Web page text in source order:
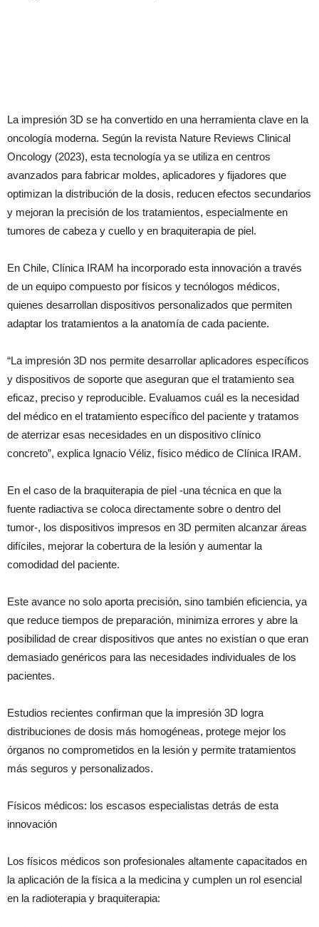
La impresión 3D se ha convertido en una herramienta clave en la
oncología moderna. Según la revista Nature Reviews Clinical
Oncology (2023), esta tecnología ya se utiliza en centros
avanzados para fabricar moldes, aplicadores y fijadores que
optimizan la distribución de la dosis, reducen efectos secundarios
y mejoran la precisión de los tratamientos, especialmente en
tumores de cabeza y cuello y en braquiterapia de piel.
En Chile, Clínica IRAM ha incorporado esta innovación a través
de un equipo compuesto por físicos y tecnólogos médicos,
quienes desarrollan dispositivos personalizados que permiten
adaptar los tratamientos a la anatomía de cada paciente.
“La impresión 3D nos permite desarrollar aplicadores específicos
y dispositivos de soporte que aseguran que el tratamiento sea
eficaz, preciso y reproducible. Evaluamos cuál es la necesidad
del médico en el tratamiento específico del paciente y tratamos
de aterrizar esas necesidades en un dispositivo clínico
concreto”, explica Ignacio Véliz, físico médico de Clínica IRAM.
En el caso de la braquiterapia de piel -una técnica en que la
fuente radiactiva se coloca directamente sobre o dentro del
tumor-, los dispositivos impresos en 3D permiten alcanzar áreas
difíciles, mejorar la cobertura de la lesión y aumentar la
comodidad del paciente.
Este avance no solo aporta precisión, sino también eficiencia, ya
que reduce tiempos de preparación, minimiza errores y abre la
posibilidad de crear dispositivos que antes no existían o que eran
demasiado genéricos para las necesidades individuales de los
pacientes.
Estudios recientes confirman que la impresión 3D logra
distribuciones de dosis más homogéneas, protege mejor los
órganos no comprometidos en la lesión y permite tratamientos
más seguros y personalizados.
Físicos médicos: los escasos especialistas detrás de esta
innovación
Los físicos médicos son profesionales altamente capacitados en
la aplicación de la física a la medicina y cumplen un rol esencial
en la radioterapia y braquiterapia: